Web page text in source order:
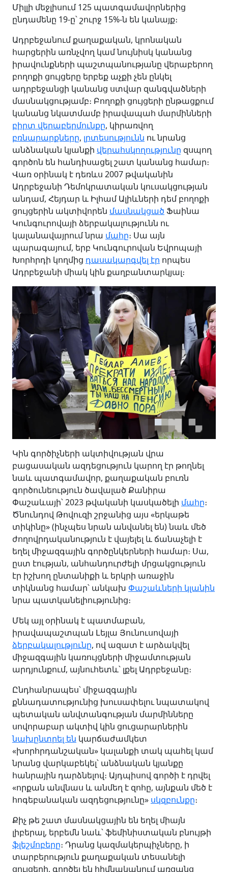
Միլլի մեջլիսում 125 պատգամավորներից
ընդամենը 19-ը՝ շուրջ 15%-ն են կանայք։
Ադրբեջանում քաղաքական, կրոնական
հարցերին առնչվող կամ նույնիսկ կանանց
իրավունքների պաշտպանությանը վերաբերող
բողոքի ցույցերը երբեք աչքի չեն ընկել
ադրբեջանցի կանանց ստվար զանգվածների
մասնակցությամբ։ Բողոքի ցույցերի ընթացքում
կանանց նկատմամբ իրավապահ մարմինների
բիրտ վերաբերմունքը, կիրառվող
բռնարարքները, լրտեսությունն ու նրանց
անձնական կյանքի վերահսկողությունը զսպող
գործոն են հանդիսացել շատ կանանց համար։
Վառ օրինակ է դեռևս 2007 թվականին
Ադրբեջանի Դեմոկրատական կուսակցության
անդամ, Հեյդար և Իլհամ Ալիևների դեմ բողոքի
ցույցերին ակտիվորեն մասնակցած Ֆաինա
Կունգուրովայի ձերբակալությունն ու
կալանավայրում նրա մահը։ Սա այն
պարագայում, երբ Կունգուրովան Եվրոպայի
Խորհրդի կողմից դասակարգվել էր որպես
Ադրբեջանի միակ կին քաղբանտարկյալ։
Կին գործիչների ակտիվության վրա
բացասական ազդեցություն կարող էր թողնել
նաև պատգամավոր, քաղաքական բուռն
գործունեություն ծավալած Քանիրա
Փաշաևայի՝ 2023 թվականի կասկածելի մահը։
Ծնունդով Թովուզի շրջանից այս «երկաթե
տիկինը» (ինչպես նրան անվանել են) նաև մեծ
ժողովրդականություն է վայելել և ճանաչելի է
եղել միջազգային գործընկերների համար։ Սա,
ըստ էության, անհանդուրժելի մրցակցություն
էր իշխող ընտանիքի և երկրի առաջին
տիկնանց համար՝ անկախ Փաշաևների կլանին
նրա պատկանելիությունից։
Մեկ այլ օրինակ է պատմաբան,
իրավապաշտպան Լեյլա Յունուսովայի
ձերբակալությունը, ով ազատ է արձակվել
միջազգային կառույցների միջամտության
արդյունքում, այնուհետև՝ լքել Ադրբեջանը։
Ընդհանրապես՝ միջազգային
քննադատությունից խուսափելու նպատակով
պետական անվտանգության մարմինները
սովորաբար ակտիվ կին ցուցարարներին
նախընտրել են կարճաժամկետ
«խորհրդանշական» կալանքի տակ պահել կամ
նրանց վարկաբեկել՝ անձնական կյանքը
հանրային դարձնելով։ Այդպիսով գործի է դրվել
«որքան անվնաս և անմեղ է զոհը, այնքան մեծ է
հոգեբանական ազդեցությունը» սկզբունքը։
Քիչ թե շատ մասնակցային են եղել միայն
լիբերալ, երբեմն նաև՝ ֆեմինիստական բնույթի
ֆլեշմոբերը։ Դրանց կազմակերպիչները, ի
տարբերություն քաղաքական տեսանելի
ցույցերի, գործել են հիմնականում առցանց